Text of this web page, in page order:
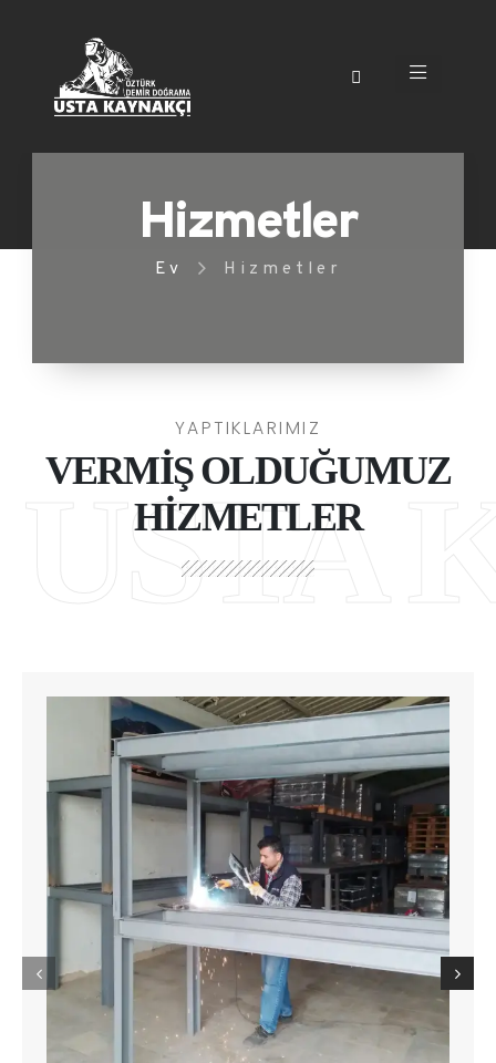
Hizmetler
Ev Hizmetler
YAPTIKLARIMIZ
VERMİŞ OLDUĞUMUZ
HİZMETLER